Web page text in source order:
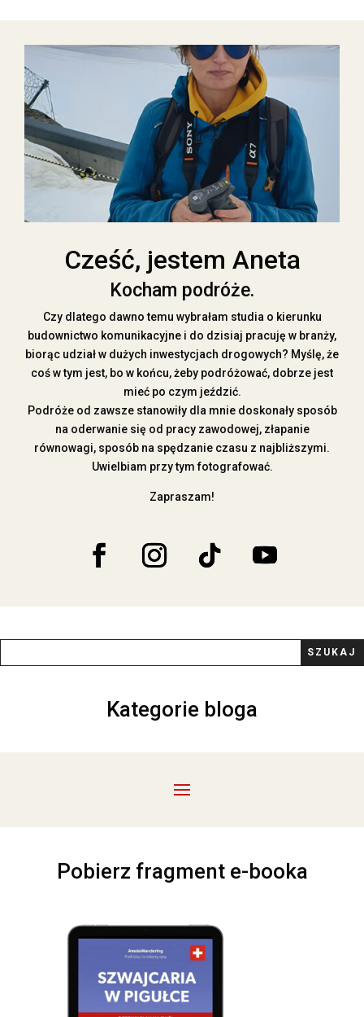
Cześć, jestem Aneta
Kocham podróże.
Czy dlatego dawno temu wybrałam studia o kierunku
budownictwo komunikacyjne i do dzisiaj pracuję w branży,
biorąc udział w dużych inwestycjach drogowych? Myślę, że
coś w tym jest, bo w końcu, żeby podróżować, dobrze jest
mieć po czym jeździć.
Podróże od zawsze stanowiły dla mnie doskonały sposób
na oderwanie się od pracy zawodowej, złapanie
równowagi, sposób na spędzanie czasu z najbliższymi.
Uwielbiam przy tym fotografować.
Zapraszam!
Kategorie bloga
Pobierz fragment e-booka